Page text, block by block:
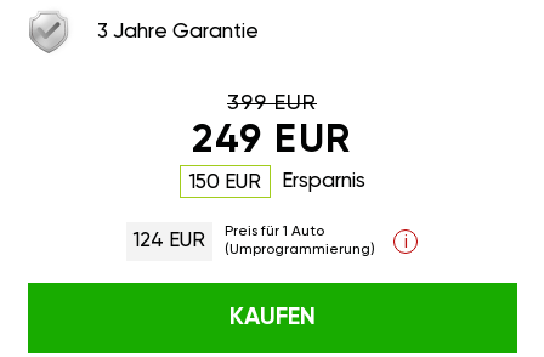
3 Jahre Garantie
399 EUR
249 EUR
150 EUR Ersparnis
124 EUR
Preis für 1 Auto
(Umprogrammierung)
i
KAUFEN